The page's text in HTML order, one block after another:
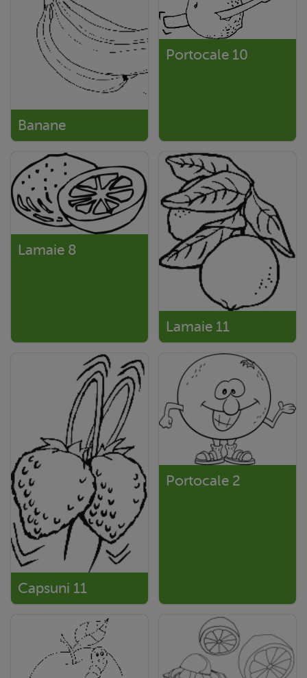
Banane
Portocale 10
Lamaie 8
Lamaie 11
Capsuni 11
Portocale 2